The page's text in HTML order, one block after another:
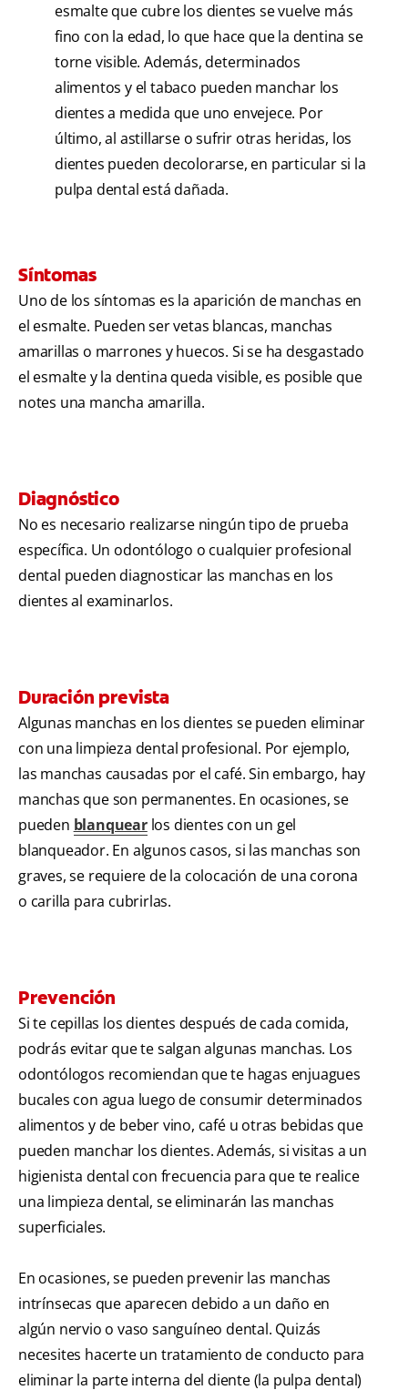
esmalte que cubre los dientes se vuelve más
fino con la edad, lo que hace que la dentina se
torne visible. Además, determinados
alimentos y el tabaco pueden manchar los
dientes a medida que uno envejece. Por
último, al astillarse o sufrir otras heridas, los
dientes pueden decolorarse, en particular si la
pulpa dental está dañada.
Síntomas
Uno de los síntomas es la aparición de manchas en
el esmalte. Pueden ser vetas blancas, manchas
amarillas o marrones y huecos. Si se ha desgastado
el esmalte y la dentina queda visible, es posible que
notes una mancha amarilla.
Diagnóstico
No es necesario realizarse ningún tipo de prueba
específica. Un odontólogo o cualquier profesional
dental pueden diagnosticar las manchas en los
dientes al examinarlos.
Duración prevista
Algunas manchas en los dientes se pueden eliminar
con una limpieza dental profesional. Por ejemplo,
las manchas causadas por el café. Sin embargo, hay
manchas que son permanentes. En ocasiones, se
pueden blanquearlos dientes con un gel
blanqueador. En algunos casos, si las manchas son
graves, se requiere de la colocación de una corona
o carilla para cubrirlas.
Prevención
Si te cepillas los dientes después de cada comida,
podrás evitar que te salgan algunas manchas. Los
odontólogos recomiendan que te hagas enjuagues
bucales con agua luego de consumir determinados
alimentos y de beber vino, café u otras bebidas que
pueden manchar los dientes. Además, si visitas a un
higienista dental con frecuencia para que te realice
una limpieza dental, se eliminarán las manchas
superficiales.
En ocasiones, se pueden prevenir las manchas
intrínsecas que aparecen debido a un daño en
algún nervio o vaso sanguíneo dental. Quizás
necesites hacerte un tratamiento de conducto para
eliminar la parte interna del diente (la pulpa dental)